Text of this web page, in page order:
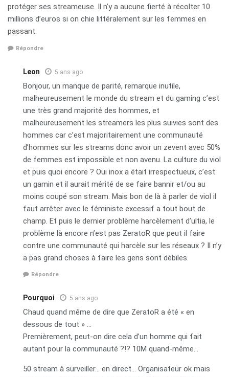
protéger ses streameuse. Il n’y a aucune fierté à récolter 10
millions d’euros si on chie littéralement sur les femmes en
passant.
Répondre
Leon 5 ans ago
Bonjour, un manque de parité, remarque inutile,
malheureusement le monde du stream et du gaming c’est
une très grand majorité des hommes, et
malheureusement les streamers les plus suivies sont des
hommes car c’est majoritairement une communauté
d’hommes sur les streams donc avoir un zevent avec 50%
de femmes est impossible et non avenu. La culture du viol
et puis quoi encore ? Oui inox a était irrespectueux, c’est
un gamin et il aurait mérité de se faire bannir et/ou au
moins coupé son stream. Mais bon de là à parler de viol il
faut arrêter avec le féministe excessif a tout bout de
champ. Et puis le dernier problème harcèlement d’ultia, le
problème là encore n’est pas ZeratoR que peut il faire
contre une communauté qui harcèle sur les réseaux ? Il n’y
a pas grand choses à faire les gens sont débiles.
Répondre
Pourquoi 5 ans ago
Chaud quand même de dire que ZeratoR a été « en
dessous de tout » …
Premièrement, peut-on dire cela d’un homme qui fait
autant pour la communauté ?!? 10M quand-même…
50 stream à surveiller… en direct… Organisateur ok mais